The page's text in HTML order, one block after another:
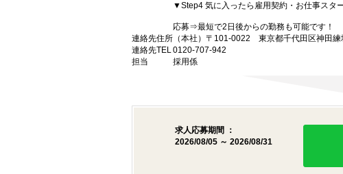
▼Step4 気に入ったら雇用契約・お仕事スタ
応募⇒最短で2日後からの勤務も可能です！
連絡先住所 （本社）〒101-0022 東京都千代田区神田
連絡先TEL0120-707-942
担当
採用係
求人応募期間 ：
2026/08/05 ～ 2026/08/31